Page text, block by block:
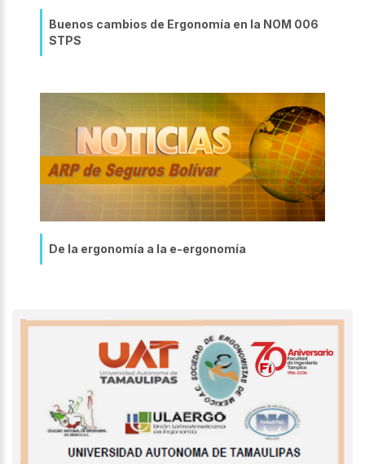
Buenos cambios de Ergonomía en la NOM 006
STPS
De la ergonomía a la e-ergonomía